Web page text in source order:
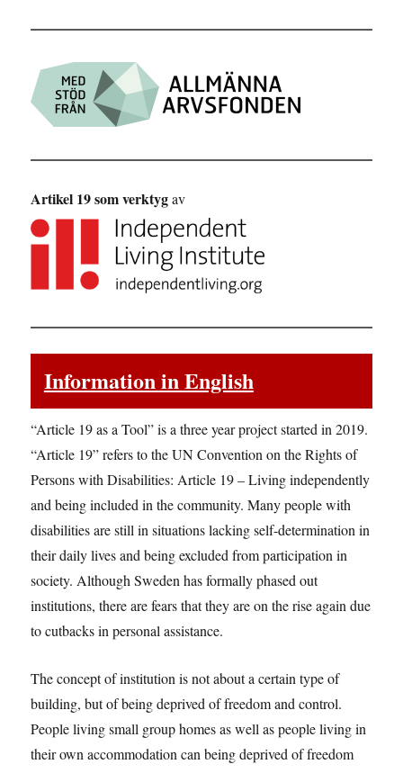
Artikel 19 som verktygav
Information in English
“Article 19 as a Tool” is a three year project started in 2019.
“Article 19” refers to the UN Convention on the Rights of
Persons with Disabilities: Article 19 – Living independently
and being included in the community. Many people with
disabilities are still in situations lacking self-determination in
their daily lives and being excluded from participation in
society. Although Sweden has formally phased out
institutions, there are fears that they are on the rise again due
to cutbacks in personal assistance.
The concept of institution is not about a certain type of
building, but of being deprived of freedom and control.
People living small group homes as well as people living in
their own accommodation can being deprived of freedom